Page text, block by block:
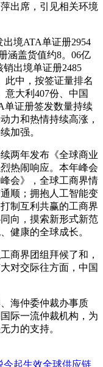
出席，引见相关环境
境ATA单证册2954
涵盖货值约8。06亿
销出境单证册2485
此中，按签证量排名
意大利407份、中国
单证册签发数量持续
力和热情持续高涨，
加强。
两年发布《全球商业
热闹响应。本年峰会
会》，全球工商界情
顺；拥抱人工智能变
制互利共赢的工商界
向，摸索新形式新范
健康的全球成长。
界团组拜候了和，
对交际往方面，中国
海仲委仲裁办事质
际一流仲裁机构，为
力的支持。
今起生效全球供应链